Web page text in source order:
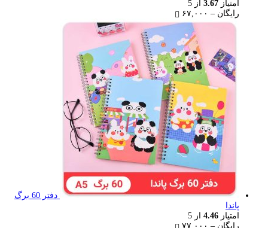
امتیاز 3.67 از 5
رایگان – ۶۷,۰۰۰
range:
through
۶۷,۰۰۰ تومان
دفتر 60 برگ
پاندا
امتیاز 4.46 از 5
رایگان – ۷۷,۰۰۰